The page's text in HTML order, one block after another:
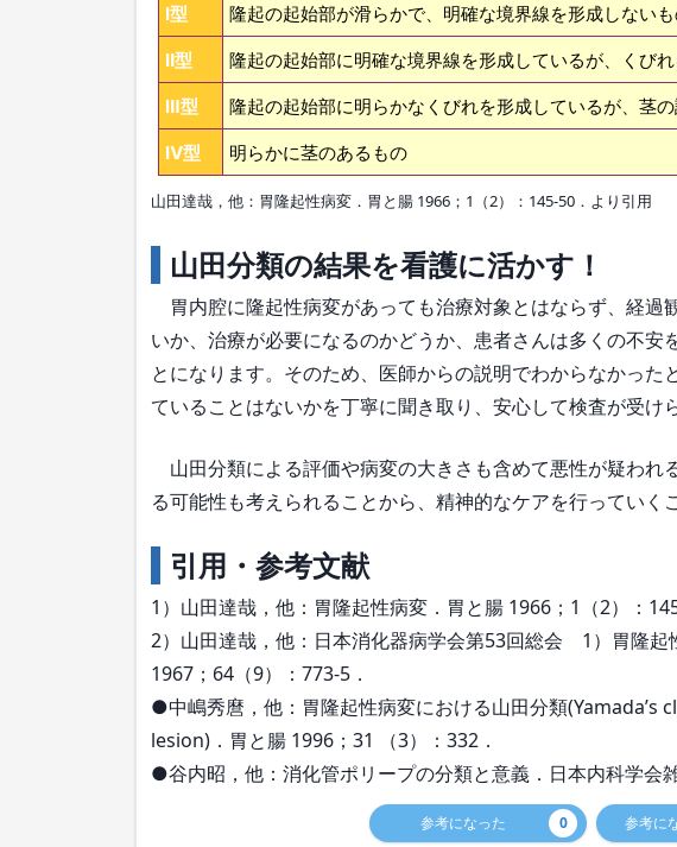
Ⅰ型
隆起の起始部が滑らかで、明確な境界線を形成しない
Ⅱ型
隆起の起始部に明確な境界線を形成しているが、くび
Ⅲ型
隆起の起始部に明らかなくびれを形成しているが、茎
Ⅳ型
明らかに茎のあるもの
山田達哉，他：胃隆起性病変．胃と腸 1966；1（2）：145-50．より引用
山田分類の結果を看護に活かす！
胃内腔に隆起性病変があっても治療対象とはならず、経過
いか、治療が必要になるのかどうか、患者さんは多くの不安
とになります。そのため、医師からの説明でわからなかった
ていることはないかを丁寧に聞き取り、安心して検査が受け
山田分類による評価や病変の大きさも含めて悪性が疑われ
る可能性も考えられることから、精神的なケアを行っていく
引用・参考文献
1）山田達哉，他：胃隆起性病変．胃と腸 1966；1（2）：
2）山田達哉，他：日本消化器病学会第53回総会 1）胃隆起
1967；64（9）：773-5．
●中嶋秀麿，他：胃隆起性病変における山田分類
lesion)．胃と腸 1996；31 （3）：332．
●谷内昭，他：消化管ポリープの分類と意義．日本内科学会
参考になった 0 参考に